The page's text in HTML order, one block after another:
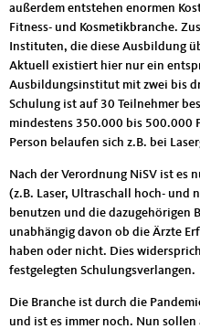
außerdem entstehen enormen
Fitness- und Kosmetikbranche.
Instituten, die diese Ausbildung
Aktuell existiert hier nur ein
Ausbildungsinstitut mit zwei bis
Schulung ist auf 30 Teilnehmer
mindestens 350.000 bis 500.000
Person belaufen sich z.B. bei
Nach der Verordnung NiSV ist es
(z.B. Laser, Ultraschall hoch- und
benutzen und die dazugehörigen
unabhängig davon ob die Ärzte
haben oder nicht. Dies
festgelegten Schulungsverlangen.
Die Branche ist durch die
und ist es immer noch. Nun sollen